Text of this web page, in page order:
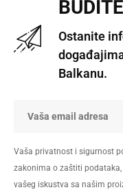
Ostanite
Balkanu.
Vaša privatnost i sigurnost
zakonima o zaštiti
vašeg iskustva sa našim